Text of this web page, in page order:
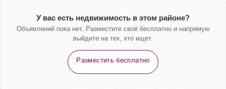
У вас есть недвижимость в этом районе?
Объявлений пока нет. Разместите своё бесплатно и напрямую
выйдите на тех, кто ищет.
Разместить бесплатно